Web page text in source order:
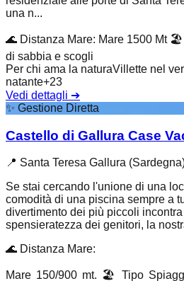
una n...
🌊 Distanza Mare: Mare 1500 Mt 🏖️
di sabbia e scogli
Per chi ama la naturaVillette nel
natante+23
Vedi dettagli ➔
✨ Gestione Diretta
Castello di Gallura Case
📍 Santa Teresa Gallura
Se stai cercando l'unione di una
comodità di una piscina sempre a
divertimento dei più piccoli
spensieratezza dei genitori, la
🌊 Distanza Mare:
Mare 150/900 mt. 🏖️ Tipo